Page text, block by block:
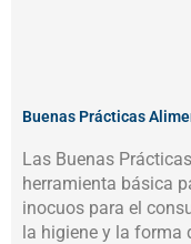
Buenas Prácticas
Las Buenas
herramienta básica
inocuos para el
la higiene y la forma